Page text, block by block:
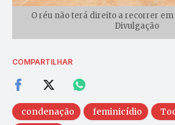
O réu não terá direito a recorrer
Divulgação
COMPARTILHAR
condenação feminicídio